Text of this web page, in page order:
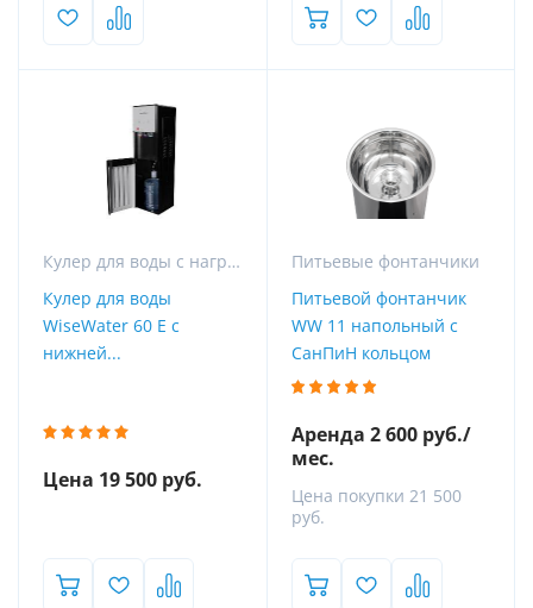
Кулер для воды с нагревом и охлаждением
Кулер для воды
WiseWater 60 Е с
нижней...
Цена 19 500 руб.
Питьевые фонтанчики
Питьевой фонтанчик
WW 11 напольный с
СанПиН кольцом
Аренда 2 600 руб./
мес.
Цена покупки 21 500
руб.